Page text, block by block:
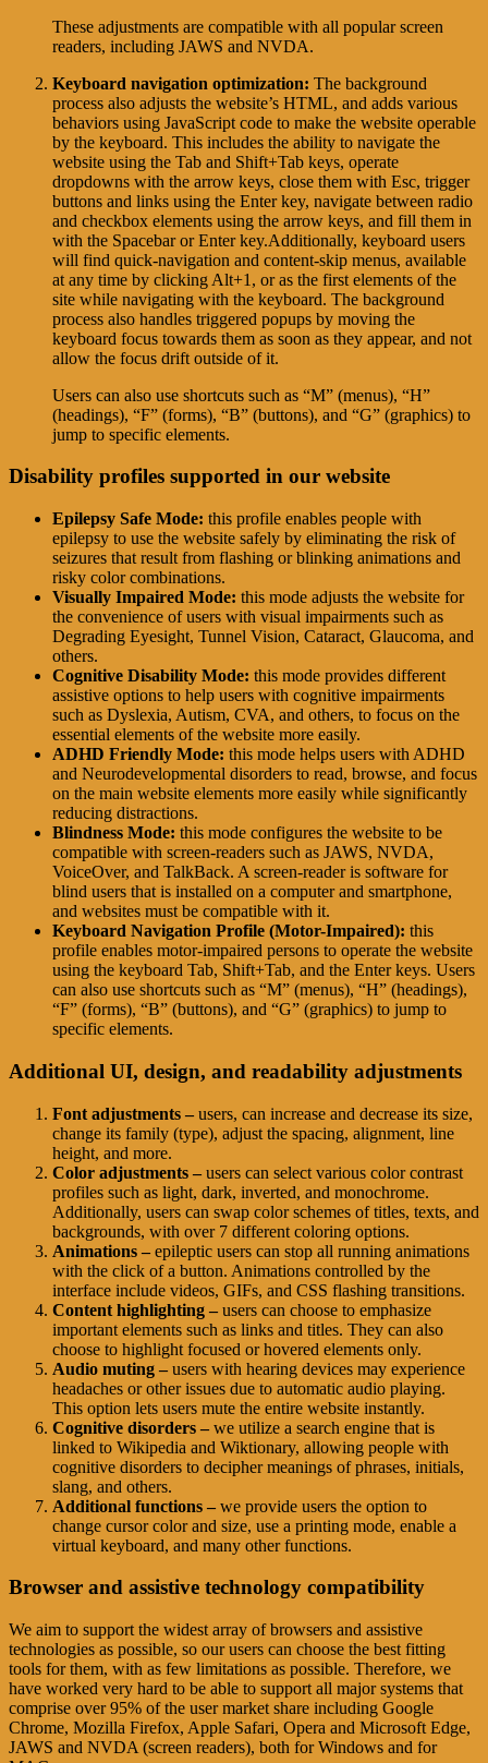
These adjustments are compatible with all popular screen
readers, including JAWS and NVDA.
Keyboard navigation optimization: The background
process also adjusts the website’s HTML, and adds various
behaviors using JavaScript code to make the website operable
by the keyboard. This includes the ability to navigate the
website using the Tab and Shift+Tab keys, operate
dropdowns with the arrow keys, close them with Esc, trigger
buttons and links using the Enter key, navigate between radio
and checkbox elements using the arrow keys, and fill them in
with the Spacebar or Enter key.Additionally, keyboard users
will find quick-navigation and content-skip menus, available
at any time by clicking Alt+1, or as the first elements of the
site while navigating with the keyboard. The background
process also handles triggered popups by moving the
keyboard focus towards them as soon as they appear, and not
allow the focus drift outside of it.
Users can also use shortcuts such as “M” (menus), “H”
(headings), “F” (forms), “B” (buttons), and “G” (graphics) to
jump to specific elements.
Disability profiles supported in our website
Epilepsy Safe Mode: this profile enables people with
epilepsy to use the website safely by eliminating the risk of
seizures that result from flashing or blinking animations and
risky color combinations.
Visually Impaired Mode: this mode adjusts the website for
the convenience of users with visual impairments such as
Degrading Eyesight, Tunnel Vision, Cataract, Glaucoma, and
others.
Cognitive Disability Mode: this mode provides different
assistive options to help users with cognitive impairments
such as Dyslexia, Autism, CVA, and others, to focus on the
essential elements of the website more easily.
ADHD Friendly Mode: this mode helps users with ADHD
and Neurodevelopmental disorders to read, browse, and focus
on the main website elements more easily while significantly
reducing distractions.
Blindness Mode: this mode configures the website to be
compatible with screen-readers such as JAWS, NVDA,
VoiceOver, and TalkBack. A screen-reader is software for
blind users that is installed on a computer and smartphone,
and websites must be compatible with it.
Keyboard Navigation Profile (Motor-Impaired): this
profile enables motor-impaired persons to operate the website
using the keyboard Tab, Shift+Tab, and the Enter keys. Users
can also use shortcuts such as “M” (menus), “H” (headings),
“F” (forms), “B” (buttons), and “G” (graphics) to jump to
specific elements.
Additional UI, design, and readability adjustments
Font adjustments –users, can increase and decrease its size,
change its family (type), adjust the spacing, alignment, line
height, and more.
Color adjustments –users can select various color contrast
profiles such as light, dark, inverted, and monochrome.
Additionally, users can swap color schemes of titles, texts, and
backgrounds, with over 7 different coloring options.
Animations –epileptic users can stop all running animations
with the click of a button. Animations controlled by the
interface include videos, GIFs, and CSS flashing transitions.
Content highlighting –users can choose to emphasize
important elements such as links and titles. They can also
choose to highlight focused or hovered elements only.
Audio muting –users with hearing devices may experience
headaches or other issues due to automatic audio playing.
This option lets users mute the entire website instantly.
Cognitive disorders –we utilize a search engine that is
linked to Wikipedia and Wiktionary, allowing people with
cognitive disorders to decipher meanings of phrases, initials,
slang, and others.
Additional functions –we provide users the option to
change cursor color and size, use a printing mode, enable a
virtual keyboard, and many other functions.
Browser and assistive technology compatibility
We aim to support the widest array of browsers and assistive
technologies as possible, so our users can choose the best fitting
tools for them, with as few limitations as possible. Therefore, we
have worked very hard to be able to support all major systems that
comprise over 95% of the user market share including Google
Chrome, Mozilla Firefox, Apple Safari, Opera and Microsoft Edge,
JAWS and NVDA (screen readers), both for Windows and for